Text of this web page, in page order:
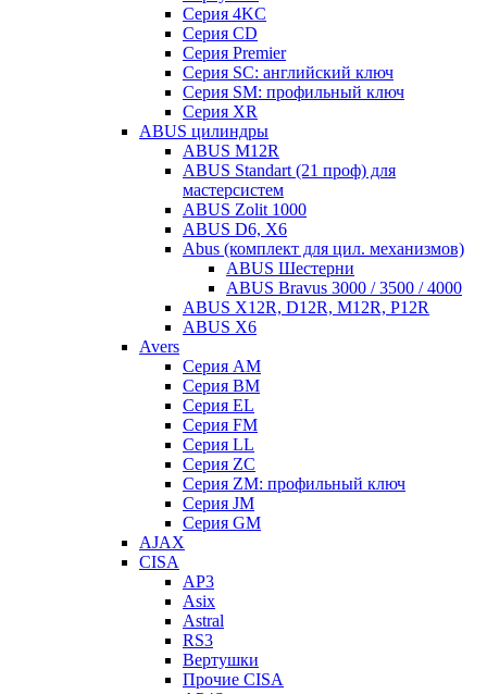
Серия 4KC
Серия CD
Серия Premier
Серия SC: английский ключ
Серия SM: профильный ключ
Серия XR
ABUS цилиндры
ABUS M12R
ABUS Standart (21 проф) для
мастерсистем
ABUS Zolit 1000
ABUS D6, X6
Abus (комплект для цил. механизмов)
ABUS Шестерни
ABUS Bravus 3000 / 3500 / 4000
ABUS X12R, D12R, M12R, P12R
ABUS X6
Avers
Серия AM
Серия BM
Серия EL
Серия FM
Серия LL
Серия ZC
Серия ZM: профильный ключ
Серия JM
Серия GM
AJAX
CISA
AP3
Asix
Astral
RS3
Вертушки
Прочие CISA